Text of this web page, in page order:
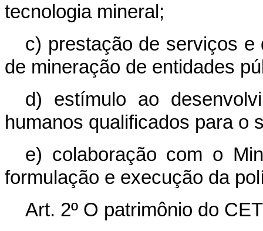
tecnologia mineral;
c) prestação de serviços
de mineração de entidades
d) estímulo ao
humanos qualificados para o
e) colaboração com o
formulação e execução da
Art. 2º O patrimônio do